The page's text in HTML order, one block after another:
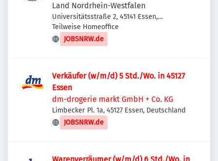
Land Nordrhein-Westfalen
Universitätsstraße 2, 45141 Essen,
Deutschland
Teilweise Homeoffice
JOBSNRW.de
Verkäufer (w/m/d) 5 Std./Wo. in 45127
Essen
dm-drogerie markt GmbH + Co. KG
Limbecker Pl. 1a, 45127 Essen, Deutschland
JOBSNRW.de